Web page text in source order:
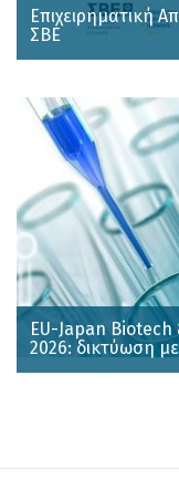
Επιχειρηματική
ΣΒΕ
EU-Japan
2026: δικτύωση